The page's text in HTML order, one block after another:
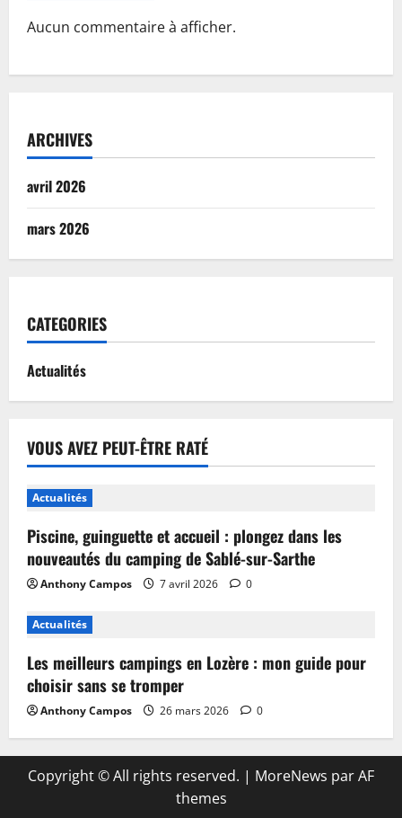
Aucun commentaire à afficher.
ARCHIVES
avril 2026
mars 2026
CATEGORIES
Actualités
VOUS AVEZ PEUT-ÊTRE RATÉ
Actualités
Piscine, guinguette et accueil : plongez dans les
nouveautés du camping de Sablé-sur-Sarthe
Anthony Campos 7 avril 2026 0
Actualités
Les meilleurs campings en Lozère : mon guide pour
choisir sans se tromper
Anthony Campos 26 mars 2026 0
Copyright © All rights reserved. | MoreNews par AF
themes